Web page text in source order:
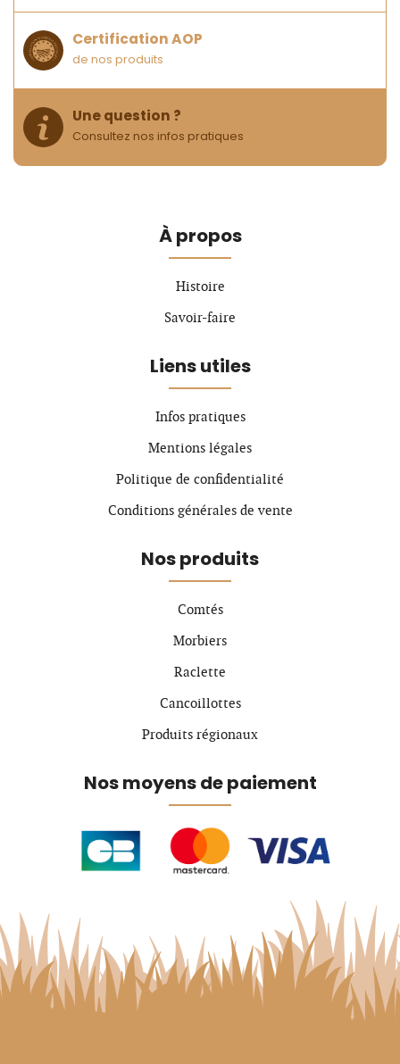
Certification AOP
de nos produits
Une question ?
Consultez nos infos pratiques
À propos
Histoire
Savoir-faire
Liens utiles
Infos pratiques
Mentions légales
Politique de confidentialité
Conditions générales de vente
Nos produits
Comtés
Morbiers
Raclette
Cancoillottes
Produits régionaux
Nos moyens de paiement